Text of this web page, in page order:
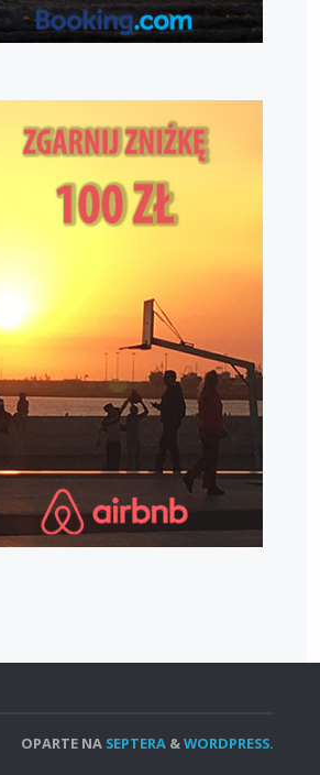
OPARTE NA SEPTERA &WORDPRESS.